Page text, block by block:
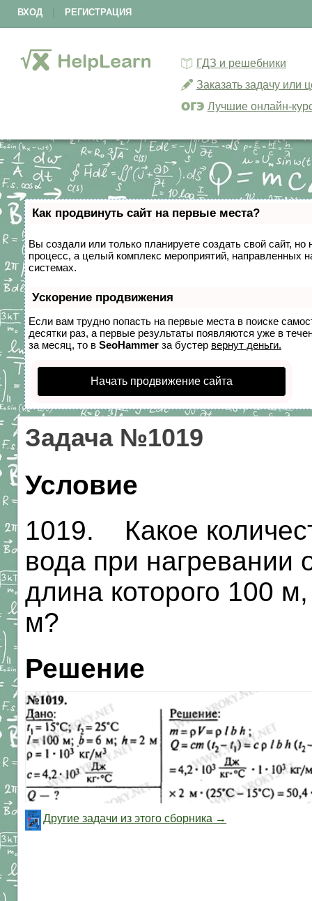
ВХОД РЕГИСТРАЦИЯ
ГДЗ и решебники
Заказать задачу или
Лучшие онлайн-
Как продвинуть сайт на первые места?
Вы создали или только планируете создать свой сайт,
процесс, а целый комплекс мероприятий, направленных
системах.
Ускорение продвижения
Если вам трудно попасть на первые места в поиске
десятки раз, а первые результаты появляются уже в
за месяц, то в SeoHammer за бустер вернут деньги.
Начать продвижение сайта
Задача №1019
Условие
1019. Какое
вода при нагревании
длина которого 100
м?
Решение
Другие задачи из этого сборника →